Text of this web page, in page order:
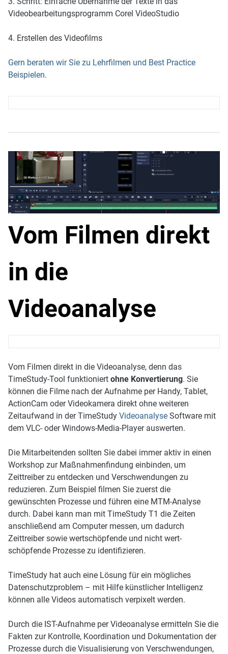
Videobearbeitungsprogramm Corel VideoStudio
4. Erstellen des Videofilms
Gern beraten wir Sie zu Lehrfilmen und Best Practice
Beispielen.
Vom Filmen direkt
in die
Videoanalyse
Vom Filmen direkt in die Videoanalyse, denn das
TimeStudy-Tool funktioniert ohne Konvertierung. Sie
können die Filme nach der Aufnahme per Handy, Tablet,
ActionCam oder Videokamera direkt ohne weiteren
Zeitaufwand in der TimeStudy VideoanalyseSoftware mit
dem VLC- oder Windows-Media-Player auswerten.
Die Mitarbeitenden sollten Sie dabei immer aktiv in einen
Workshop zur Maßnahmenfindung einbinden, um
Zeittreiber zu entdecken und Verschwendungen zu
reduzieren. Zum Beispiel filmen Sie zuerst die
gewünschten Prozesse und führen eine MTM-Analyse
durch. Dabei kann man mit TimeStudy T1 die Zeiten
anschließend am Computer messen, um dadurch
Zeittreiber sowie wertschöpfende und nicht wert­
schöpfende Prozesse zu identifizieren.
TimeStudy hat auch eine Lösung für ein mögliches
Datenschutzproblem – mit Hilfe künstlicher Intelligenz
können alle Videos automatisch verpixelt werden.
Durch die IST-Aufnahme per Videoanalyse ermitteln Sie die
Fakten zur Kontrolle, Koordination und Dokumentation der
Prozesse durch die Visualisierung von Verschwendungen,